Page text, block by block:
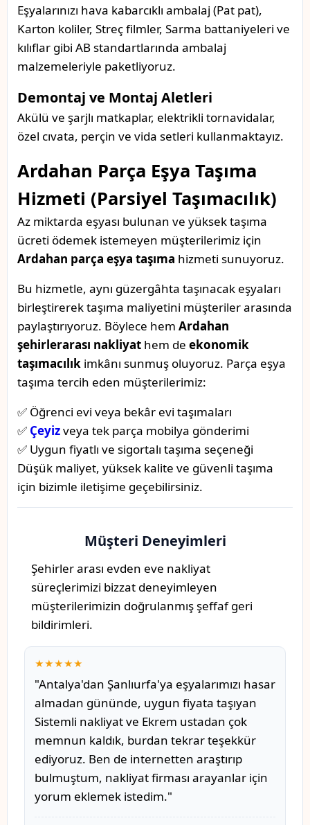
Eşyalarınızı hava kabarcıklı ambalaj (Pat pat),
Karton koliler, Streç filmler, Sarma battaniyeleri ve
kılıflar gibi AB standartlarında ambalaj
malzemeleriyle paketliyoruz.
Demontaj ve Montaj Aletleri
Akülü ve şarjlı matkaplar, elektrikli tornavidalar,
özel cıvata, perçin ve vida setleri kullanmaktayız.
Ardahan Parça Eşya Taşıma
Hizmeti (Parsiyel Taşımacılık)
Az miktarda eşyası bulunan ve yüksek taşıma
ücreti ödemek istemeyen müşterilerimiz için
Ardahan parça eşya taşıma hizmeti sunuyoruz.
Bu hizmetle, aynı güzergâhta taşınacak eşyaları
birleştirerek taşıma maliyetini müşteriler arasında
paylaştırıyoruz. Böylece hem Ardahan
şehirlerarası nakliyat hem de ekonomik
taşımacılık imkânı sunmuş oluyoruz. Parça eşya
taşıma tercih eden müşterilerimiz:
✅ Öğrenci evi veya bekâr evi taşımaları
✅ Çeyizveya tek parça mobilya gönderimi
✅ Uygun fiyatlı ve sigortalı taşıma seçeneği
Düşük maliyet, yüksek kalite ve güvenli taşıma
için bizimle iletişime geçebilirsiniz.
Müşteri Deneyimleri
Şehirler arası evden eve nakliyat
süreçlerimizi bizzat deneyimleyen
müşterilerimizin doğrulanmış şeffaf geri
bildirimleri.
★★★★★
"Antalya'dan Şanlıurfa'ya eşyalarımızı hasar
almadan gününde, uygun fiyata taşıyan
Sistemli nakliyat ve Ekrem ustadan çok
memnun kaldık, burdan tekrar teşekkür
ediyoruz. Ben de internetten araştırıp
bulmuştum, nakliyat firması arayanlar için
yorum eklemek istedim."